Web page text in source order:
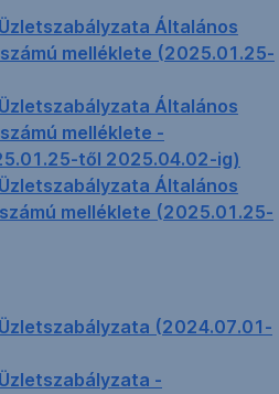
Általános
melléklete (2025.01.25-
Általános
melléklete -
től 2025.04.02-ig)
Általános
melléklete (2025.01.25-
(2024.07.01-
-